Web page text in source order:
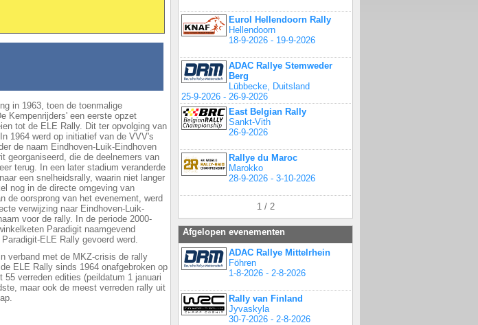
in 1963, toen de toenmalige
Kempenrijders' een eerste opzet
tot de ELE Rally. Dit ter opvolging van
1964 werd op initiatief van de VVV's
de naam Eindhoven-Luik-Eindhoven
georganiseerd, die de deelnemers van
terug. In een later stadium veranderde
een snelheidsrally, waarin niet langer
nog in de directe omgeving van
de oorsprong van het evenement, werd
verwijzing naar Eindhoven-Luik-
voor de rally. In de periode 2000-
Paradigit naamgevend
ELE Rally gevoerd werd.
verband met de MKZ-crisis de rally
ELE Rally sinds 1964 onafgebroken op
55 verreden edities (peildatum 1 januari
maar ook de meest verreden rally uit
Eurol Hellendoorn Rally
Hellendoorn
18-9-2026 - 19-9-2026
ADAC Rallye Stemweder
Berg
Lübbecke, Duitsland
25-9-2026 - 26-9-2026
East Belgian Rally
Sankt-Vith
26-9-2026
Rallye du Maroc
Marokko
28-9-2026 - 3-10-2026
1 / 2
Afgelopen evenementen
ADAC Rallye Mittelrhein
Föhren
1-8-2026 - 2-8-2026
Rally van Finland
Jyvaskyla
30-7-2026 - 2-8-2026